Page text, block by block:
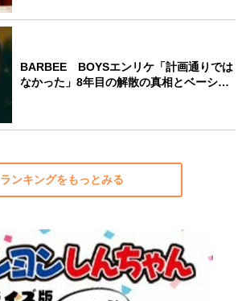
BARBEE BOYSエンリケ「計画通りでは
なかった」8年目の解散の真相とベーシ…
ランキングをもっとみる